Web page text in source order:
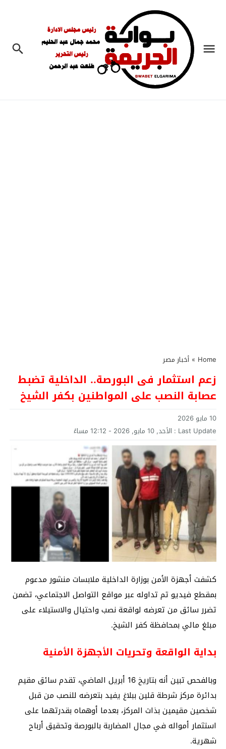
Home
» أخبار مصر
زعم استثمار فى البورصة.. الداخلية تضبط
عصابة النصب على المواطنين بكفر الشيخ
10 مايو 2026
Last Update : الأحد, 10 مايو, 2026 - 12:12 مساءً
كشفت أجهزة الأمن بوزارة الداخلية ملابسات منشور مدعوم
بمقطع فيديو تم تداوله عبر مواقع التواصل الاجتماعي، تضمن
تضرر سائق من تعرضه لواقعة نصب واحتيال والاستيلاء على
مبلغ مالي بمحافظة كفر الشيخ.
بداية الواقعة وتحريات الأجهزة الأمنية
وبالفحص تبين أنه بتاريخ 16 أبريل الماضي، تقدم سائق مقيم
بدائرة مركز شرطة قلين ببلاغ يفيد بتعرضه للنصب من قبل
شخصين مقيمين بذات المركز، بعدما أوهماه بقدرتهما على
استثمار أمواله في مجال المضاربة بالبورصة وتحقيق أرباح
شهرية.